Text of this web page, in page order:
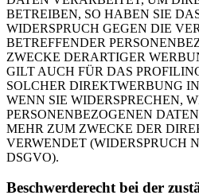
BETREIBEN, SO HABEN SIE
WIDERSPRUCH GEGEN DIE
BETREFFENDER
ZWECKE DERARTIGER
GILT AUCH FÜR DAS
SOLCHER DIREKTWERBUNG
WENN SIE WIDERSPRECHEN,
PERSONENBEZOGENEN
MEHR ZUM ZWECKE DER
VERWENDET (WIDERSPRUCH
DSGVO).
Beschwerde­recht bei der